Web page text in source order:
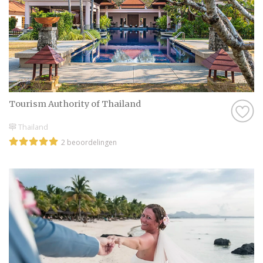
kunt verwachten. Ook weet je zo of je
bijvoorbeeld wel goed overweg kan met de
professional in Rotterdam, want dat is
natuurlijk best wel belangrijk. Als je geen
goed gevoel hebt bij een professional, of het
klikt gewoon net even niet helemaal goed,
dan zijn er nog genoeg andere professionals
echt geen zorgen over te maken.
zoekmachine voor de leukste Huwelijksreis
in Rotterdam, of kruip met een kop thee op
de bank en scroll door onze leuke inspiratie-
artikelen heen. Droom alvast weg bij de
prachtige foto’s en sfeerbeelden en denk je
in hoe geweldig jullie bruiloft wordt met
behulp van alle informatie op Trouwen.nl!
Tourism Authority of Thailand
Thailand
2 beoordelingen